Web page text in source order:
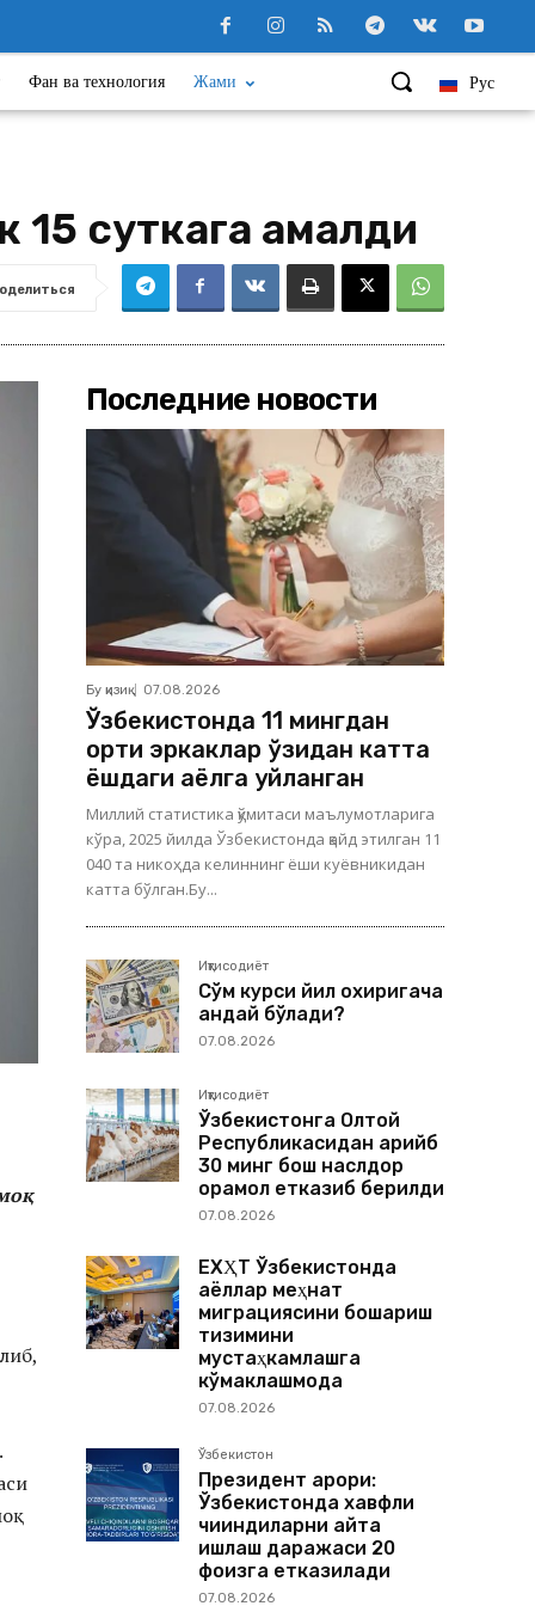
Рус
Фан ва технология Жами
15 суткага қамалди
Последние новости
Бу қизиқ 07.08.2026
Ўзбекистонда 11 мингдан
ортиқ эркаклар ўзидан катта
ёшдаги аёлга уйланган
Миллий статистика қўмитаси маълумотларига
кўра, 2025 йилда Ўзбекистонда қайд этилган 11
040 та никоҳда келиннинг ёши куёвникидан
катта бўлган.Бу...
Иқтисодиёт
Сўм курси йил охиригача
қандай бўлади?
07.08.2026
Иқтисодиёт
Ўзбекистонга Олтой
Республикасидан қарийб
30 минг бош наслдор
қорамол етказиб берилди
07.08.2026
ЕХҲТ Ўзбекистонда
аёллар меҳнат
миграциясини бошқариш
тизимини
мустаҳкамлашга
кўмаклашмоқда
07.08.2026
Ўзбекистон
Президент қарори:
Ўзбекистонда хавфли
чиқиндиларни қайта
ишлаш даражаси 20
фоизга етказилади
07.08.2026